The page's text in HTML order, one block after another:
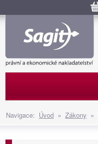
Navigace: Úvod » Zákony »